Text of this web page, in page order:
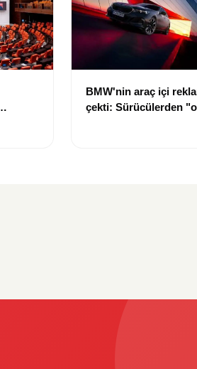
BMW'nin araç içi
çekti: Sürücülerden